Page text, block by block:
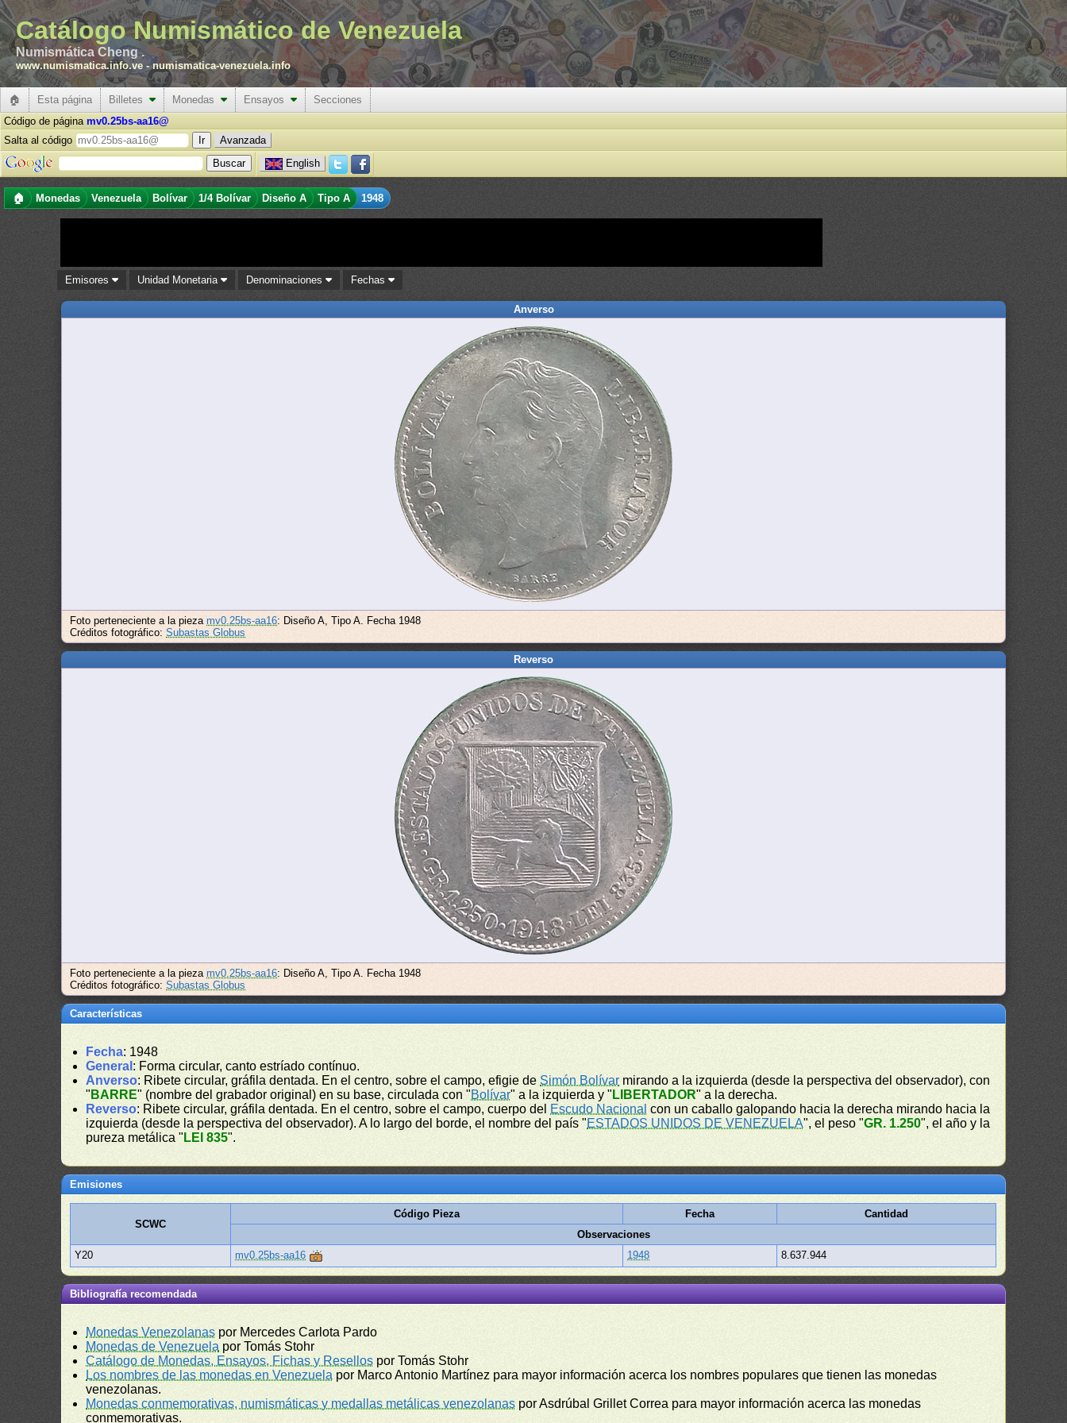
Catálogo Numismático de Venezuela
Numismática Cheng .
www.numismatica.info.ve -numismatica-venezuela.info
🏠 Esta página Billetes Monedas Ensayos
Secciones
Código de página mv0.25bs-aa16@
Salta al código
Avanzada
English
🏠 Monedas Venezuela Bolívar 1/4 Bolívar Diseño A Tipo A 1948
Emisores Unidad Monetaria Denominaciones Fechas
Anverso
Foto perteneciente a la piezamv0.25bs-aa16: Diseño A, Tipo A. Fecha 1948
Créditos fotográfico:Subastas Globus
Reverso
Foto perteneciente a la piezamv0.25bs-aa16: Diseño A, Tipo A. Fecha 1948
Créditos fotográfico:Subastas Globus
Características
Fecha: 1948
General : Forma circular, canto estríado contínuo.
Anverso: Ribete circular, gráfila dentada. En el centro, sobre el campo, efigie de Simón Bolívar mirando a la izquierda (desde la perspectiva del observador), con
" BARRE" (nombre del grabador original) en su base, circulada con "Bolívar" a la izquierda y " LIBERTADOR" a la derecha.
Reverso: Ribete circular, gráfila dentada. En el centro, sobre el campo, cuerpo del Escudo Nacional con un caballo galopando hacia la derecha mirando hacia la
izquierda (desde la perspectiva del observador). A lo largo del borde, el nombre del país "ESTADOS UNIDOS DE VENEZUELA", el peso "GR. 1.250", el año y la
pureza metálica " LEI 835".
Emisiones
SCWC
Código Pieza Fecha
Cantidad
Observaciones
Y20
mv0.25bs-aa16 1948 8.637.944
Bibliografía recomendada
Monedas Venezolanas por Mercedes Carlota Pardo
Monedas de Venezuela por Tomás Stohr
Catálogo de Monedas, Ensayos, Fichas y Resellos por Tomás Stohr
Los nombres de las monedas en Venezuela por Marco Antonio Martínez para mayor información acerca los nombres populares que tienen las monedas
venezolanas.
Monedas conmemorativas, numismáticas y medallas metálicas venezolanas por Asdrúbal Grillet Correa para mayor información acerca las monedas
conmemorativas.